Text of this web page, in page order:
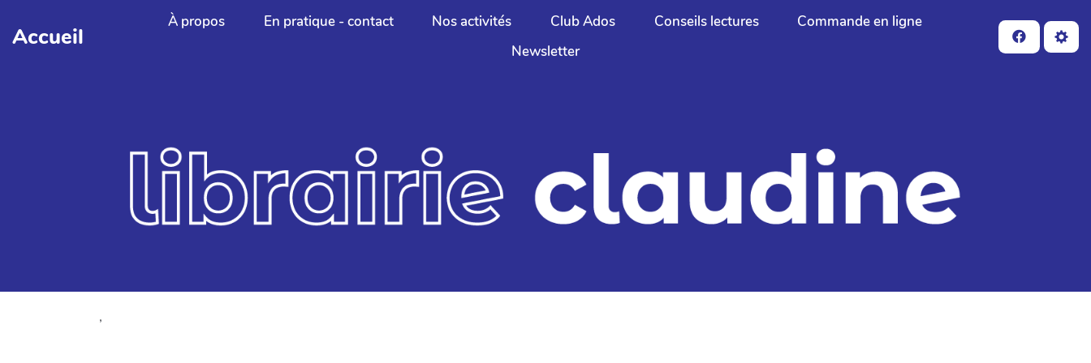
Aller au contenu principal
Accueil
À propos En pratique - contact Nos activités Club Ados Conseils lectures
Commande en ligne
Newsletter
,